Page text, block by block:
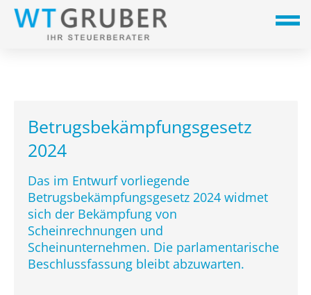
Betrugsbekämpfungsgesetz
2024
Das im Entwurf vorliegende
Betrugsbekämpfungsgesetz 2024 widmet
sich der Bekämpfung von
Scheinrechnungen und
Scheinunternehmen. Die parlamentarische
Beschlussfassung bleibt abzuwarten.